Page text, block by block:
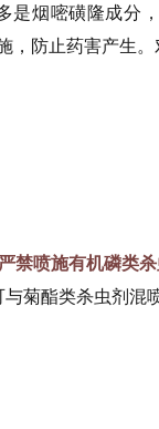
是烟嘧磺隆成分
，防止药害产生。
禁喷施有机磷类
与菊酯类杀虫剂混